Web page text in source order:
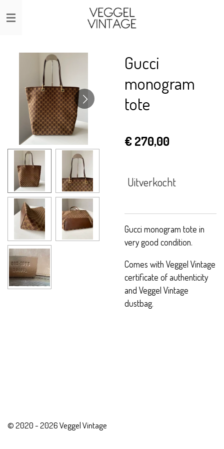
Ga
direct
hoofdinhoud
Gucci
monogram
tote
€ 270,00
Uitverkocht
Gucci monogram tote in
very good condition.
Comes with Veggel Vintage
certificate of authenticity
and Veggel Vintage
dustbag.
© 2020 - 2026 Veggel Vintage